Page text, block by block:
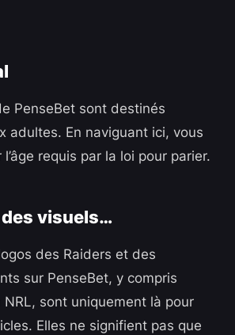
PenseBet sont destinés
adultes. En naviguant ici, vous
requis par la loi pour parier.
visuels…
des Raiders et des
sur PenseBet, y compris
NRL, sont uniquement là pour
Elles ne signifient pas que